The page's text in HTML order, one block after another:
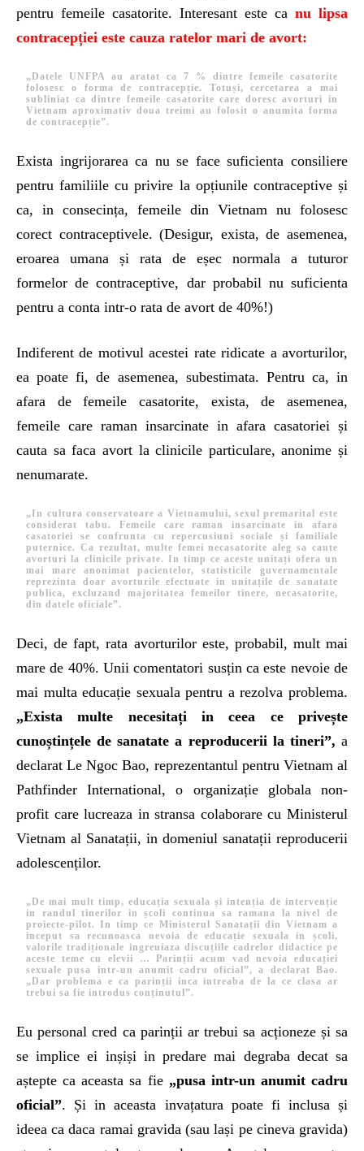
pentru femeile casatorite. Interesant este ca nu lipsa
contracepției este cauza ratelor mari de avort:
„Datele UNFPA au aratat ca 7 % dintre femeile casatorite
folosesc o forma de contracepție. Totuși, cercetarea a mai
subliniat ca dintre femeile casatorite care doresc avorturi in
Vietnam aproximativ doua treimi au folosit o anumita forma
de contracepție”.
Exista ingrijorarea ca nu se face suficienta consiliere
pentru familiile cu privire la opțiunile contraceptive și
ca, in consecința, femeile din Vietnam nu folosesc
corect contraceptivele. (Desigur, exista, de asemenea,
eroarea umana și rata de eșec normala a tuturor
formelor de contraceptive, dar probabil nu suficienta
pentru a conta intr-o rata de avort de 40%!)
Indiferent de motivul acestei rate ridicate a avorturilor,
ea poate fi, de asemenea, subestimata. Pentru ca, in
afara de femeile casatorite, exista, de asemenea,
femeile care raman insarcinate in afara casatoriei și
cauta sa faca avort la clinicile particulare, anonime și
nenumarate.
„In cultura conservatoare a Vietnamului, sexul premarital este
considerat tabu. Femeile care raman insarcinate in afara
casatoriei se confrunta cu repercusiuni sociale și familiale
puternice. Ca rezultat, multe femei necasatorite aleg sa caute
avorturi la clinicile private. In timp ce aceste unitați ofera un
mai mare anonimat pacientelor, statisticile guvernamentale
reprezinta doar avorturile efectuate in unitațile de sanatate
publica, excluzand majoritatea femeilor tinere, necasatorite,
din datele oficiale”.
Deci, de fapt, rata avorturilor este, probabil, mult mai
mare de 40%. Unii comentatori susțin ca este nevoie de
mai multa educație sexuala pentru a rezolva problema.
„Exista multe necesitați in ceea ce privește
cunoștințele de sanatate a reproducerii la tineri”, a
declarat Le Ngoc Bao, reprezentantul pentru Vietnam al
Pathfinder International, o organizație globala non-
profit care lucreaza in stransa colaborare cu Ministerul
Vietnam al Sanatații, in domeniul sanatații reproducerii
adolescenților.
„De mai mult timp, educația sexuala și intenția de intervenție
in randul tinerilor in școli continua sa ramana la nivel de
proiecte-pilot. In timp ce Ministerul Sanatații din Vietnam a
inceput sa recunoasca nevoia de educație sexuala in școli,
valorile tradiționale ingreuiaza discuțiile cadrelor didactice pe
aceste teme cu elevii … Parinții acum vad nevoia educației
sexuale pusa intr-un anumit cadru oficial”, a declarat Bao.
„Dar problema e ca parinții inca intreaba de la ce clasa ar
trebui sa fie introdus conținutul”.
Eu personal cred ca parinții ar trebui sa acționeze și sa
se implice ei inșiși in predare mai degraba decat sa
aștepte ca aceasta sa fie „pusa intr-un anumit cadru
oficial”. Și in aceasta invațatura poate fi inclusa și
ideea ca daca ramai gravida (sau lași pe cineva gravida)